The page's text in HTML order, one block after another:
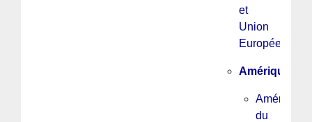
et
Union
Européenne
Amérique
Amérique
du